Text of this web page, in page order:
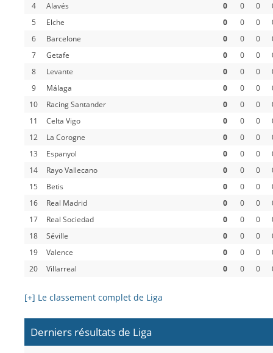
4
Alavés 0 0 0
5
Elche 0 0 0
6
Barcelone 0 0 0
7
Getafe 0 0 0
8
Levante 0 0 0
9
Málaga 0 0 0
10
Racing Santander 0 0 0
11
Celta Vigo 0 0 0
12
La Corogne 0 0 0
13
Espanyol 0 0 0
14
Rayo Vallecano 0 0 0
15
Betis 0 0 0
16
Real Madrid 0 0 0
17
Real Sociedad 0 0 0
18
Séville 0 0 0
19
Valence 0 0 0
20
Villarreal 0 0 0
[+] Le classement complet de Liga
Derniers résultats de Liga